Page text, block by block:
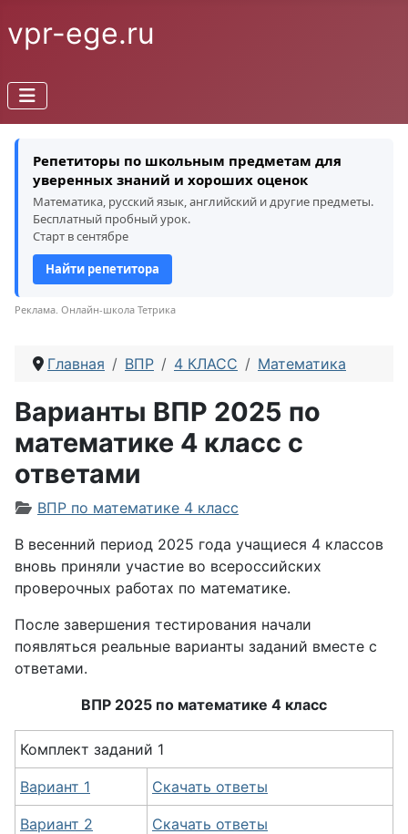
vpr-ege.ru
Репетиторы по школьным предметам для
уверенных знаний и хороших оценок
Математика, русский язык, английский и другие предметы.
Бесплатный пробный урок.
Старт в сентябре
Найти репетитора
Реклама. Онлайн-школа Тетрика
Главная ВПР 4 КЛАСС Математика
Варианты ВПР 2025 по
математике 4 класс с
ответами
Информация о материале
ВПР по математике 4 класс
В весенний период 2025 года учащиеся 4 классов
вновь приняли участие во всероссийских
проверочных работах по математике.
После завершения тестирования начали
появляться реальные варианты заданий вместе с
ответами.
ВПР 2025 по математике 4 класс
Комплект заданий 1
Вариант 1 Скачать ответы
Вариант 2 Скачать ответы